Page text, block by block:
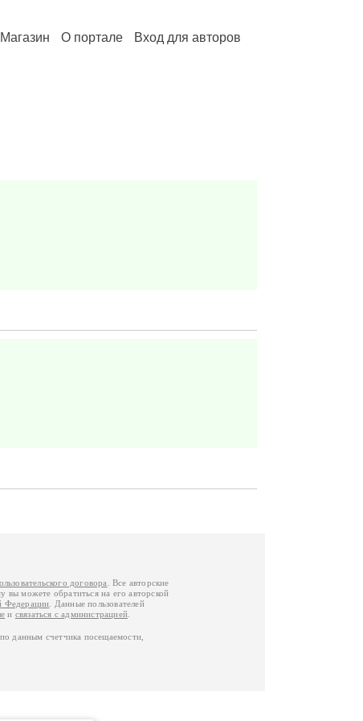
Магазин О портале Вход для авторов
договора
. Все авторские
вы можете обратиться на его авторской
Федерации . Данные пользователей
и связаться с администрацией
данным счетчика посещаемости,